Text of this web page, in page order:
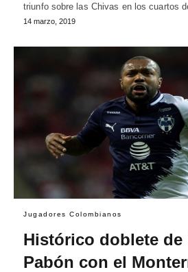
triunfo sobre las Chivas en los cuartos
14 marzo, 2019
Jugadores Colombianos
Histórico doblete de
Pabón con el